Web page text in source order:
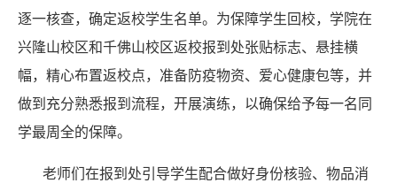
逐一核查，确定返校学生名单。为保障学生回校，学院在
兴隆山校区和千佛山校区返校报到处张贴标志、悬挂横
幅，精心布置返校点，准备防疫物资、爱心健康包等，并
做到充分熟悉报到流程，开展演练，以确保给予每一名同
学最周全的保障。
老师们在报到处引导学生配合做好身份核验、物品消